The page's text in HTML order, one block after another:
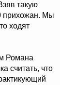
такую
прихожан. Мы
ходят
Романа
считать, что